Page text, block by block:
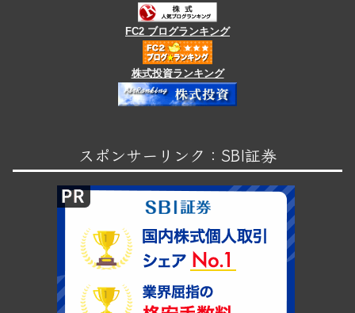
FC2 ブログランキング
株式投資ランキング
スポンサーリンク：SBI証券